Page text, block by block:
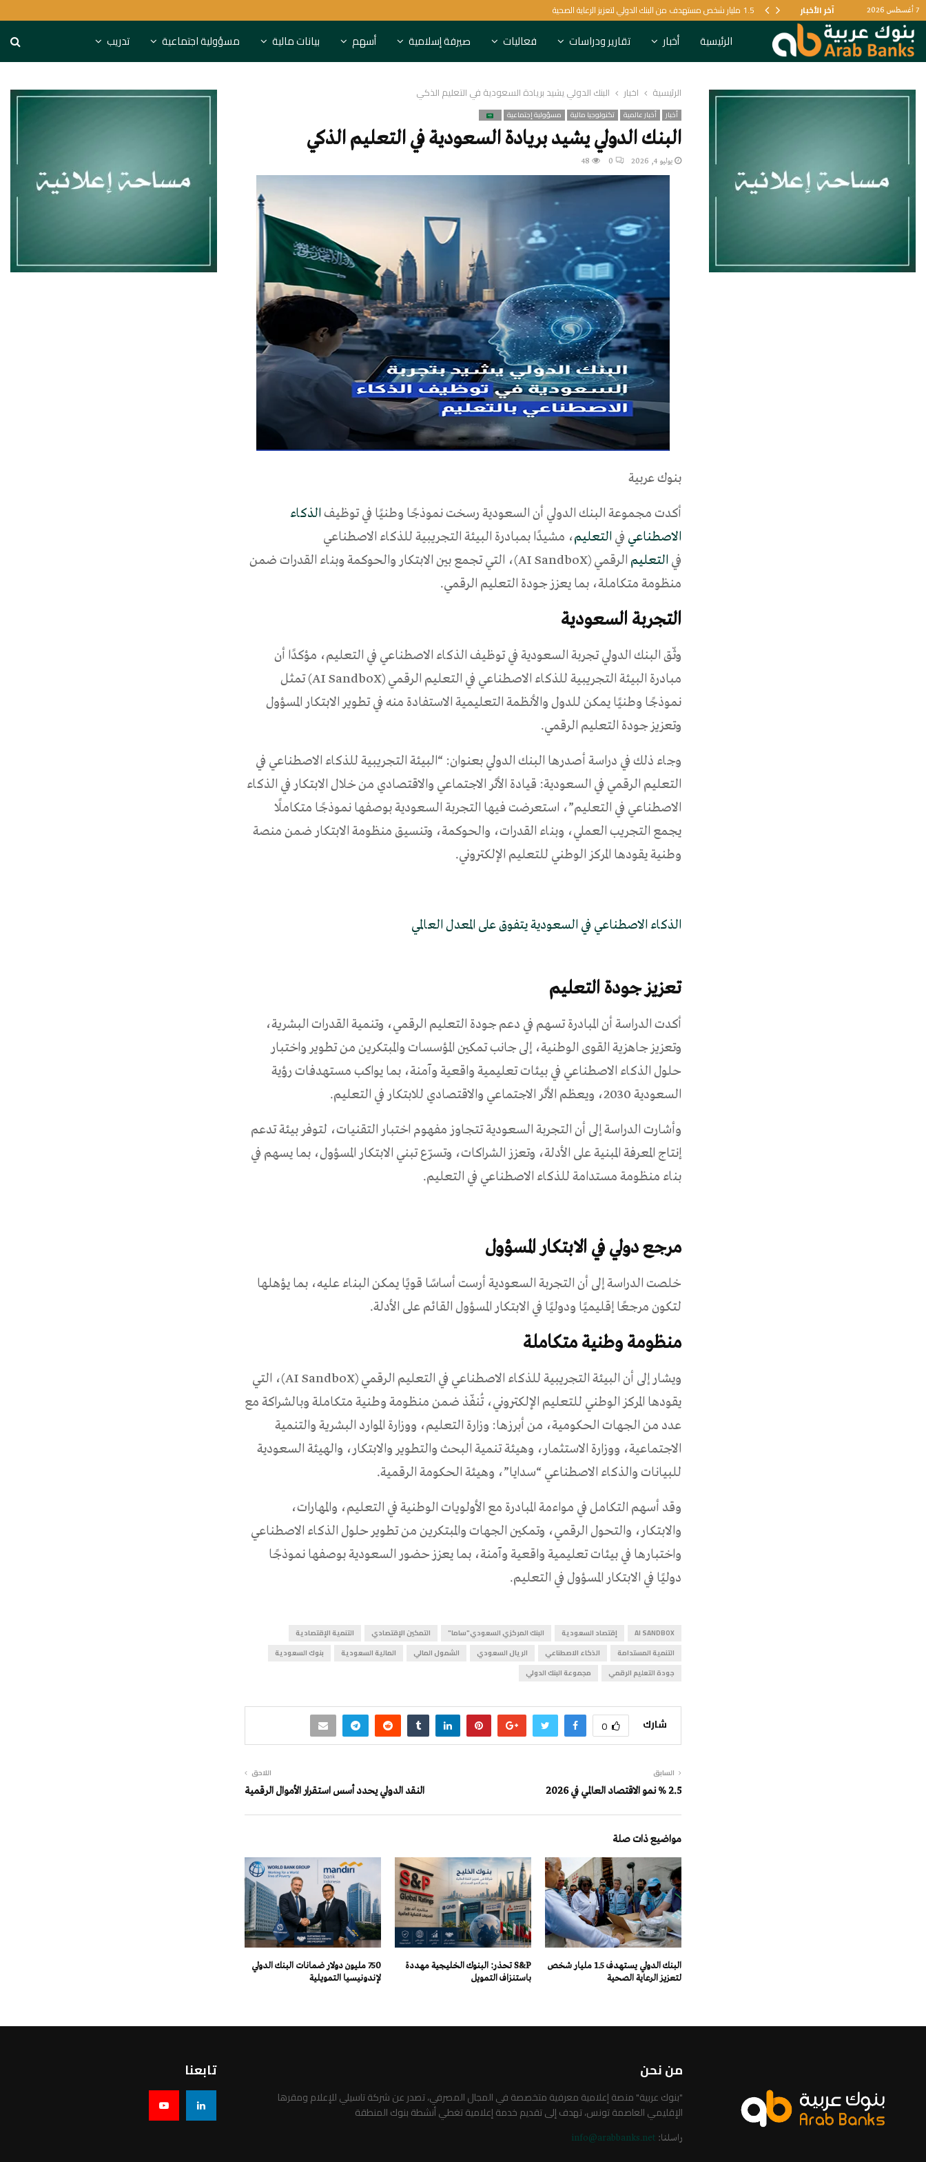
7 أغسطس 2026 آخر الأخبار 1.5 مليار شخص مستهدف من البنك الدولي لتعزيز الرعاية الصحية
الرئيسية أخبار تقارير ودراسات فعاليات صيرفة إسلامية أسهم بيانات مالية مسؤولية اجتماعية تدريب
الرئيسية أخبار البنك الدولي يشيد بريادة السعودية في التعليم الذكي
أخبار أخبار عالمية تكنولوجيا مالية مسؤولية إجتماعية
البنك الدولي يشيد بريادة السعودية في التعليم الذكي
يوليو 4, 2026 0
48
بنوك عربية
أكدت مجموعة البنك الدولي أن السعودية رسخت نموذجًا وطنيًا في توظيف الذكاء
الاصطناعي في التعليم، مشيدًا بمبادرة البيئة التجريبية للذكاء الاصطناعي
في التعليم
الرقمي (AI SandboX)، التي تجمع بين الابتكار والحوكمة وبناء القدرات ضمن
منظومة متكاملة، بما يعزز جودة التعليم الرقمي.
التجربة السعودية
وثّق البنك الدولي تجربة السعودية في توظيف الذكاء الاصطناعي في التعليم، مؤكدًا أن
مبادرة البيئة التجريبية للذكاء الاصطناعي في التعليم الرقمي (AI SandboX) تمثل
نموذجًا وطنيًا يمكن للدول والأنظمة التعليمية الاستفادة منه في تطوير الابتكار المسؤول
وتعزيز جودة التعليم الرقمي.
وجاء ذلك في دراسة أصدرها البنك الدولي بعنوان: “البيئة التجريبية للذكاء الاصطناعي في
التعليم الرقمي في السعودية: قيادة الأثر الاجتماعي والاقتصادي من خلال الابتكار في الذكاء
الاصطناعي في التعليم”، استعرضت فيها التجربة السعودية بوصفها نموذجًا متكاملًا
يجمع التجريب العملي، وبناء القدرات، والحوكمة، وتنسيق منظومة الابتكار ضمن منصة
وطنية يقودها المركز الوطني للتعليم الإلكتروني.
الذكاء الاصطناعي في السعودية يتفوق على المعدل العالمي
تعزيز جودة التعليم
أكدت الدراسة أن المبادرة تسهم في دعم جودة التعليم الرقمي، وتنمية القدرات البشرية،
وتعزيز جاهزية القوى الوطنية، إلى جانب تمكين المؤسسات والمبتكرين من تطوير واختبار
حلول الذكاء الاصطناعي في بيئات تعليمية واقعية وآمنة، بما يواكب مستهدفات رؤية
السعودية 2030، ويعظم الأثر الاجتماعي والاقتصادي للابتكار في التعليم.
وأشارت الدراسة إلى أن التجربة السعودية تتجاوز مفهوم اختبار التقنيات، لتوفر بيئة تدعم
إنتاج المعرفة المبنية على الأدلة، وتعزز الشراكات، وتسرّع تبني الابتكار المسؤول، بما يسهم في
بناء منظومة مستدامة للذكاء الاصطناعي في التعليم.
مرجع دولي في الابتكار المسؤول
خلصت الدراسة إلى أن التجربة السعودية أرست أساسًا قويًا يمكن البناء عليه، بما يؤهلها
لتكون مرجعًا إقليميًا ودوليًا في الابتكار المسؤول القائم على الأدلة.
منظومة وطنية متكاملة
ويشار إلى أن البيئة التجريبية للذكاء الاصطناعي في التعليم الرقمي (AI SandboX)، التي
يقودها المركز الوطني للتعليم الإلكتروني، تُنفّذ ضمن منظومة وطنية متكاملة وبالشراكة مع
عدد من الجهات الحكومية، من أبرزها: وزارة التعليم، ووزارة الموارد البشرية والتنمية
الاجتماعية، ووزارة الاستثمار، وهيئة تنمية البحث والتطوير والابتكار، والهيئة السعودية
للبيانات والذكاء الاصطناعي “سدايا”، وهيئة الحكومة الرقمية.
وقد أسهم التكامل في مواءمة المبادرة مع الأولويات الوطنية في التعليم، والمهارات،
والابتكار، والتحول الرقمي، وتمكين الجهات والمبتكرين من تطوير حلول الذكاء الاصطناعي
واختبارها في بيئات تعليمية واقعية وآمنة، بما يعزز حضور السعودية بوصفها نموذجًا
دوليًا في الابتكار المسؤول في التعليم.
AI SANDBOX إقتصاد السعودية البنك المركزي السعودي"ساما" التمكين الإقتصادي
التنمية الإقتصادية
التنمية المستدامة
الذكاء الاصطناعي الريال السعودي الشمول المالي المالية السعودية
بنوك السعودية
جودة التعليم الرقمي
مجموعة البنك الدولي
شارك 0
السابق
2.5 % نمو الاقتصاد العالمي في 2026
اللاحق
النقد الدولي يحدد أسس استقرار الأموال الرقمية
مواضيع ذات صلة
البنك الدولي يستهدف 1.5 مليار شخص
لتعزيز الرعاية الصحية
S&P تحذر: البنوك الخليجية مهددة
باستنزاف التمويل
750 مليون دولار ضمانات البنك الدولي
لإندونيسيا التمويلية
من نحن
"بنوك عربية" منصة إعلامية معرفية متخصصة في المجال المصرفي، تصدر عن شركة تاسيلي للإعلام ومقرها
الإقليمي العاصمة تونس، تهدف إلى تقديم خدمة إعلامية تغطي أنشطة بنوك المنطقة
راسلنا: info@arabbanks.net
تابعنا